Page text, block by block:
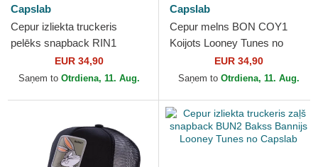
Capslab
Cepur izliekta truckeris
pelēks snapback RIN1
Bakss Bannijs Looney Tunes
no Capslab
EUR 34,90
Saņem to Otrdiena, 11. Aug.
Capslab
Cepur melns BON COY1
Koijots Looney Tunes no
EUR 34,90
Saņem to Otrdiena, 11. Aug.